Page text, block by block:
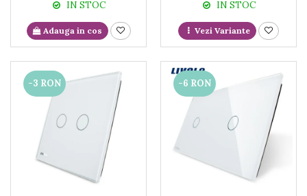
IN STOC
Adauga in cos
IN STOC
Vezi Variante
-3 RON -6 RON